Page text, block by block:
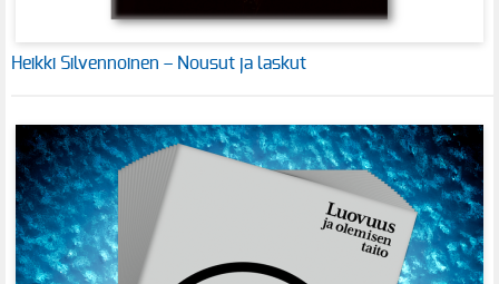
Heikki Silvennoinen – Nousut ja laskut